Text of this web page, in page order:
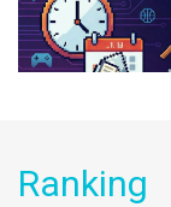
Ranking